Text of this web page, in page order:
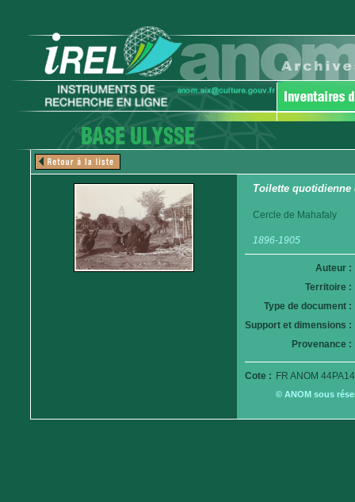
Toilette quotidienne
Cercle de Mahafaly
1896-1905
Auteur :
Territoire :
Type de document :
Support et dimensions :
Provenance :
Cote : FR ANOM
© ANOM sous